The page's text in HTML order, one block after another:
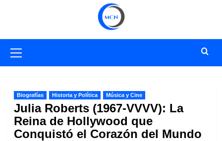
primario
Biografías Historia y Política Música y Cine
Julia Roberts (1967-VVVV): La
Reina de Hollywood que
Conquistó el Corazón del Mundo